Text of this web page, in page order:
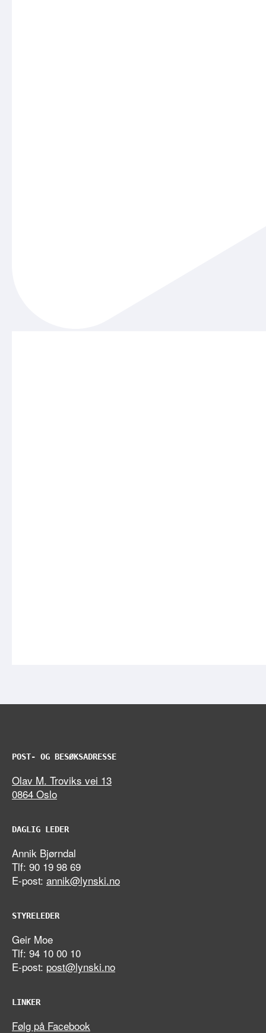
POST- OG BESØKSADRESSE
Olav M. Troviks vei 13
0864 Oslo
DAGLIG LEDER
Annik Bjørndal
Tlf: 90 19 98 69
E-post: annik@lynski.no
STYRELEDER
Geir Moe
Tlf: 94 10 00 10
E-post: post@lynski.no
LINKER
Følg på Facebook